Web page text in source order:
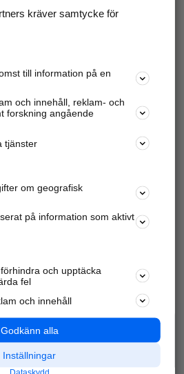
platser.
företagsinfo mm.
Marknadsför företaget
Kom igång och annonsera mot
samarbetspartners nära dig.
Populära sökningar
Annonsera
Integritet
Nödnummer
kräver samtycke för
till information på en
och innehåll, reklam- och
forskning angående
tjänster
om geografisk
på information som aktivt
och upptäcka
fel
och innehåll
Godkänn alla
Inställningar
Dataskydd